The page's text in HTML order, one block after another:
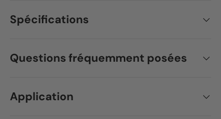
Spécifications
Questions fréquemment posées
Application